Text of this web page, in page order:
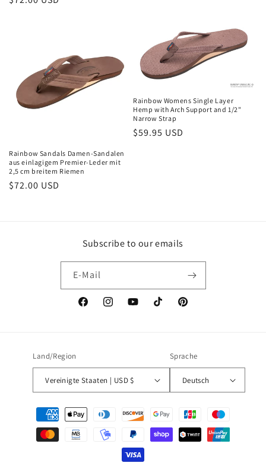
Rainbow Sandals Damen-Sandalen
aus einlagigem Premier-Leder mit
2,5 cm breitem Riemen
Normaler
$72.00 USD
Rainbow Womens Single Layer
Hemp with Arch Support and 1/2"
Narrow Strap
Normaler
$59.95 USD
Subscribe to our emails
E-Mail
FacebookInstagramYouTubeTikTok Pinterest
Land/Region
Vereinigte Staaten | USD $
Sprache
Deutsch
Zahlungsmethoden